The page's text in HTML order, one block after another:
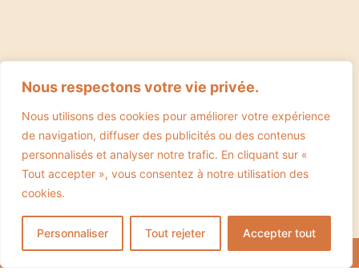
Nous respectons votre vie privée.
Nous utilisons des cookies pour améliorer votre expérience
de navigation, diffuser des publicités ou des contenus
personnalisés et analyser notre trafic. En cliquant sur «
Tout accepter », vous consentez à notre utilisation des
cookies.
Personnaliser Tout rejeter Accepter tout
Politique de confidentialité
Copyright ©2024 Bioterna ♡ UNE CRÉATIONEVERANDYOU